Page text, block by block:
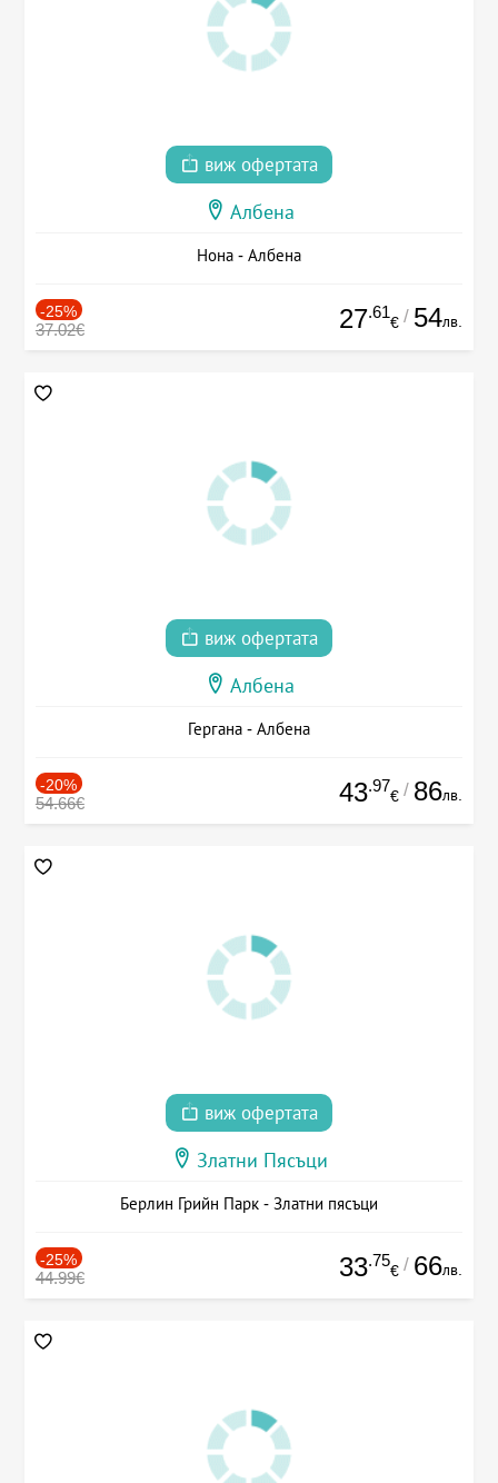
виж офертата
Албена
Нона - Албена
-25%
37.02€ 27.61
€ / 54лв.
виж офертата
Албена
Гергана - Албена
-20%
54.66€ 43.97
€ / 86лв.
виж офертата
Златни Пясъци
Берлин Грийн Парк - Златни пясъци
-25%
44.99€ 33.75
€ / 66лв.